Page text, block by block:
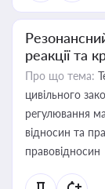
реакції та
Про що тема:
цивільного
регулювання
відносин та
правовідносин